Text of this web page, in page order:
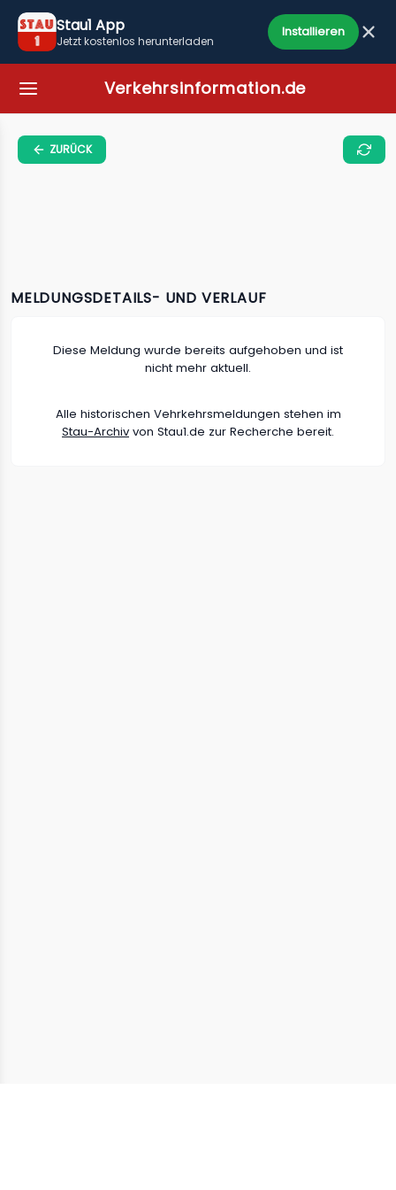
Stau1 App
Jetzt kostenlos herunterladen
Installieren
Verkehrsinformation.de
ZURÜCK
MELDUNGSDETAILS- UND VERLAUF
Diese Meldung wurde bereits aufgehoben und ist
nicht mehr aktuell.
Alle historischen Vehrkehrsmeldungen stehen im
Stau-Archiv von Stau1.de zur Recherche bereit.